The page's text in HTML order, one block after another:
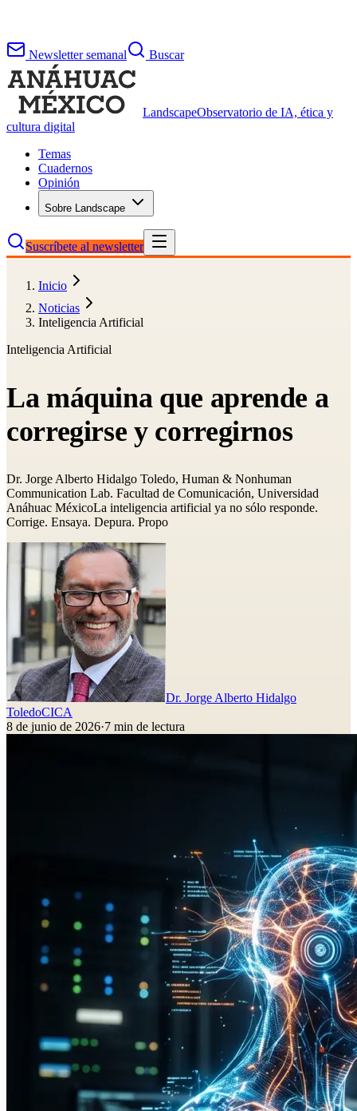
Newsletter semanal Buscar
LandscapeObservatorio de IA, ética y
cultura digital
Temas
Cuadernos
Opinión
Sobre Landscape
Suscríbete al newsletter
Inicio
Noticias
Inteligencia Artificial
Inteligencia Artificial
La máquina que aprende a
corregirse y corregirnos
Dr. Jorge Alberto Hidalgo Toledo, Human & Nonhuman
Communication Lab. Facultad de Comunicación, Universidad
Anáhuac MéxicoLa inteligencia artificial ya no sólo responde.
Corrige. Ensaya. Depura. Propo
Dr. Jorge Alberto Hidalgo
ToledoCICA
8 de junio de 2026·7 min de lectura